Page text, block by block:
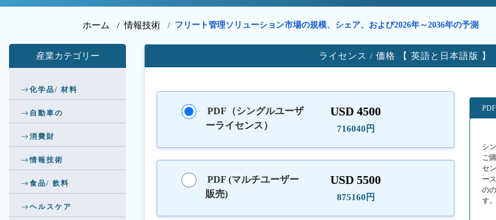
ホーム /情報技術 / フリート管理ソリューション市場の規模、シェア、および2026年～2036年の予測
産業カテゴリー
化学品/ 材料
自動車の
消費財
情報技術
食品/ 飲料
ヘルスケア
ライセンス / 価格 【 英語と日本語版 】
PDF（シングルユーザ
ーライセンス）
USD 4500
716040円
PDF (マルチユーザー
販売)
USD 5500
875160円
シ
ご
セ
ー
の
す。